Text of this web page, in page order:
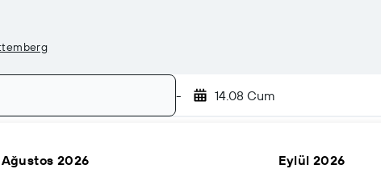
- 14.08 Cum
Ağustos 2026 Eylül 2026